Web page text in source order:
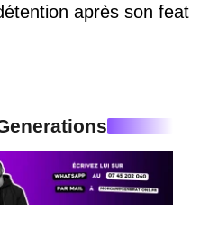
après son feat